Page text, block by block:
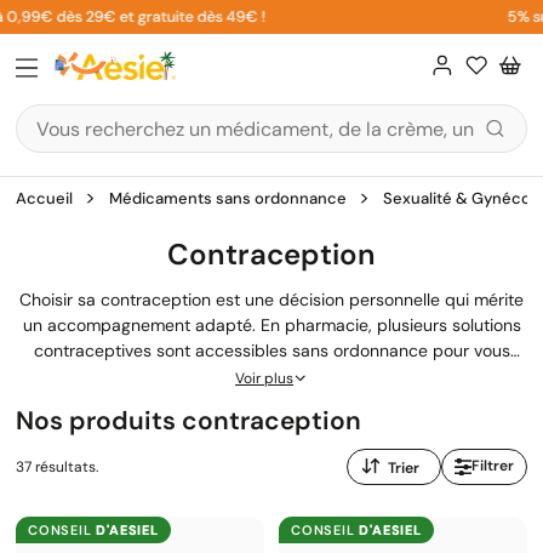
Aller
au
contenu
dès 29€ et gratuite dès 49€ ! 5% sur
Accueil Médicaments sans ordonnance Sexualité &
Contraception
Choisir sa contraception est une décision personnelle qui mérite
un accompagnement adapté. En pharmacie, plusieurs solutions
contraceptives sont accessibles sans ordonnance pour vous
permettre de maîtriser votre fertilité en toute autonomie. Chez
toute discrétion pour trouver le moyen de contraception qui
correspond à vos besoins et à votre mode de vie.
Voir plus
Nos produits contraception
37 résultats.
Trier
par
:
Filtrer
CONSEILD'AESIEL CONSEILD'AESIEL